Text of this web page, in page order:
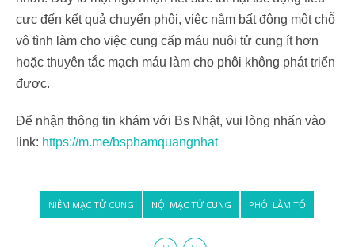
cực đến kết quả chuyển phôi, việc nằm bất động một chỗ
vô tình làm cho việc cung cấp máu nuôi tử cung ít hơn
hoặc thuyên tắc mạch máu làm cho phôi không phát triển
được.
Để nhận thông tin khám với Bs Nhật, vui lòng nhấn vào
link: https://m.me/bsphamquangnhat
NIÊM MẠC TỬ CUNG NỘI MẠC TỬ CUNG PHÔI LÀM TỔ